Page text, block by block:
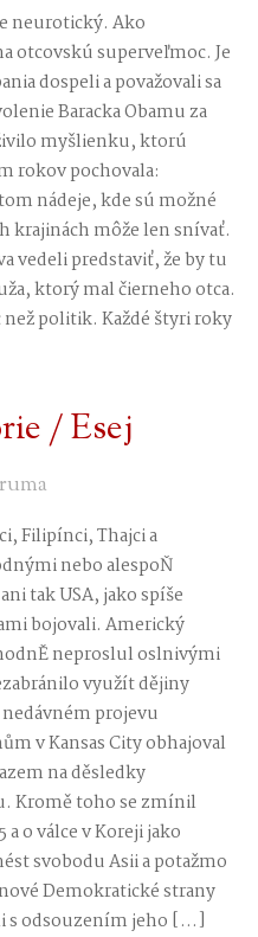
neurotický. Ako
otcovskú superveľmoc. Je
dospeli a považovali sa
Baracka Obamu za
myšlienku, ktorú
rokov pochovala:
nádeje, kde sú možné
krajinách môže len snívať.
vedeli predstaviť, že by tu
ktorý mal čierneho otca.
politik. Každé štyri roky
/ Esej
Filipínci, Thajci a
nebo alespoŇ
tak USA, jako spíše
bojovali. Americký
neproslul oslnivými
využít dějiny
projevu
v Kansas City obhajoval
na děsledky
Kromě toho se zmínil
a o válce v Koreji jako
svobodu Asii a potažmo
Demokratické strany
s odsouzením jeho […]